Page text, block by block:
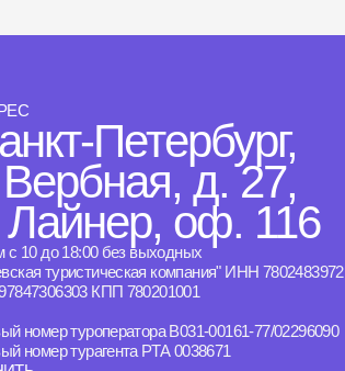
Петербург,
д. 27,
оф. 116
с 10 до 18:00 без выходных
туристическая компания" ИНН 7802483972
КПП 780201001
номер туроператора B031-00161-77/02296090
номер турагента РТА 0038671